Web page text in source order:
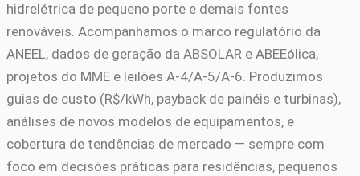
hidrelétrica de pequeno porte e demais fontes
renováveis. Acompanhamos o marco regulatório da
ANEEL, dados de geração da ABSOLAR e ABEEólica,
projetos do MME e leilões A-4/A-5/A-6. Produzimos
guias de custo (R$/kWh, payback de painéis e turbinas),
análises de novos modelos de equipamentos, e
cobertura de tendências de mercado — sempre com
foco em decisões práticas para residências, pequenos